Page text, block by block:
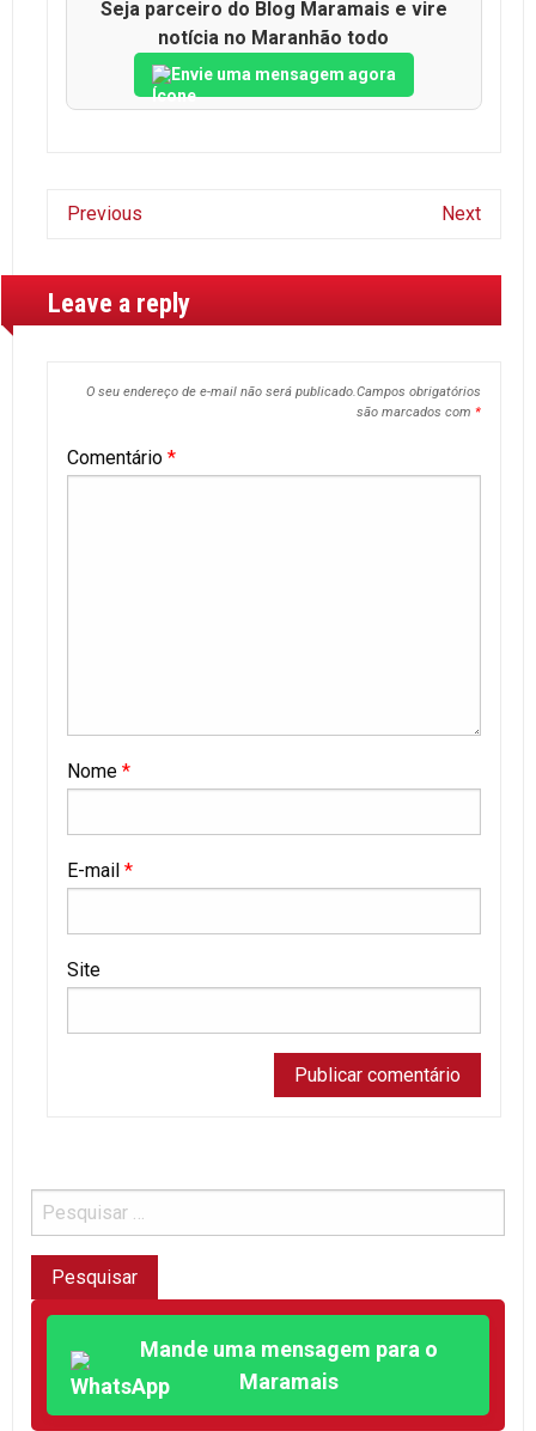
Seja parceiro do Blog Maramais e vire
notícia no Maranhão todo
Envie uma mensagem agora
Previous Next
Leave a reply
O seu endereço de e-mail não será publicado.Campos obrigatórios
são marcados com *
Comentário *
Nome *
E-mail *
Site
Mande uma mensagem para o
Maramais